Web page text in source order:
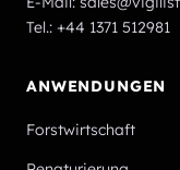
Tel.: +44 1371 512981
ANWENDUNGEN
Forstwirtschaft